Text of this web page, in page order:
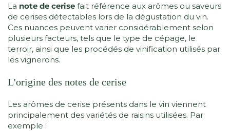
La note de cerise fait référence aux arômes ou saveurs
de cerises détectables lors de la dégustation du vin.
Ces nuances peuvent varier considérablement selon
plusieurs facteurs, tels que le type de cépage, le
terroir, ainsi que les procédés de vinification utilisés par
les vignerons.
L'origine des notes de cerise
Les arômes de cerise présents dans le vin viennent
principalement des variétés de raisins utilisées. Par
exemple :